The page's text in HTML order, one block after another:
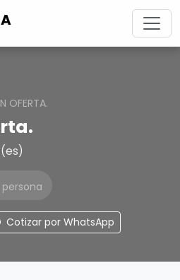
OFERTA.
persona
Cotizar por WhatsApp